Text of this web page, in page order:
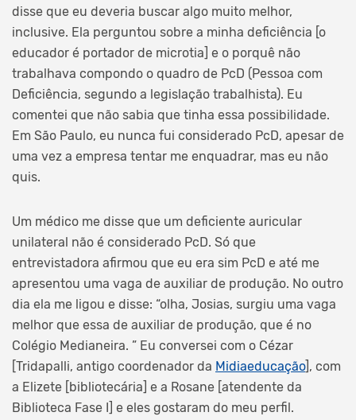
disse que eu deveria buscar algo muito melhor,
inclusive. Ela perguntou sobre a minha deficiência [o
educador é portador de microtia] e o porquê não
trabalhava compondo o quadro de PcD (Pessoa com
Deficiência, segundo a legislação trabalhista). Eu
comentei que não sabia que tinha essa possibilidade.
Em São Paulo, eu nunca fui considerado PcD, apesar de
uma vez a empresa tentar me enquadrar, mas eu não
quis.
Um médico me disse que um deficiente auricular
unilateral não é considerado PcD. Só que
entrevistadora afirmou que eu era sim PcD e até me
apresentou uma vaga de auxiliar de produção. No outro
dia ela me ligou e disse: “olha, Josias, surgiu uma vaga
melhor que essa de auxiliar de produção, que é no
Colégio Medianeira. ” Eu conversei com o Cézar
[Tridapalli, antigo coordenador da Midiaeducação], com
a Elizete [bibliotecária] e a Rosane [atendente da
Biblioteca Fase I] e eles gostaram do meu perfil.